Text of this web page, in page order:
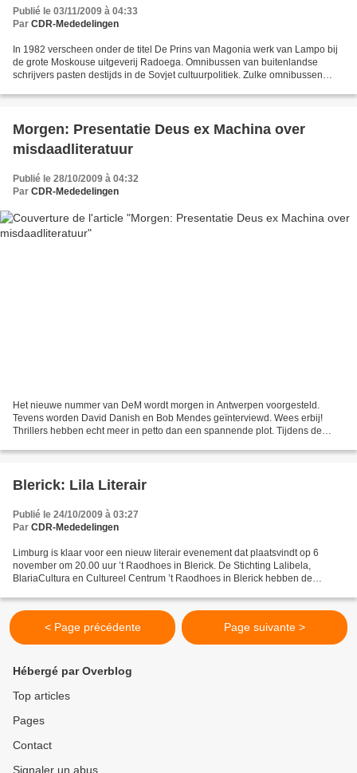
Publié le 03/11/2009 à 04:33
Par CDR-Mededelingen
In 1982 verscheen onder de titel De Prins van Magonia werk van Lampo bij
de grote Moskouse uitgeverij Radoega. Omnibussen van buitenlandse
schrijvers pasten destijds in de Sovjet cultuurpolitiek. Zulke omnibussen
Morgen: Presentatie Deus ex Machina over
misdaadliteratuur
Publié le 28/10/2009 à 04:32
Par CDR-Mededelingen
Het nieuwe nummer van DeM wordt morgen in Antwerpen voorgesteld.
Tevens worden David Danish en Bob Mendes geïnterviewd. Wees erbij!
Thrillers hebben echt meer in petto dan een spannende plot. Tijdens de
Blerick: Lila Literair
Publié le 24/10/2009 à 03:27
Par CDR-Mededelingen
Limburg is klaar voor een nieuw literair evenement dat plaatsvindt op 6
november om 20.00 uur ’t Raodhoes in Blerick. De Stichting Lalibela,
BlariaCultura en Cultureel Centrum ’t Raodhoes in Blerick hebben de
< Page précédente Page suivante >
Hébergé par Overblog
Top articles
Pages
Contact
Signaler un abus